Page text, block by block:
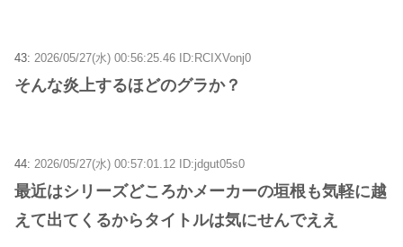
43: 2026/05/27(水) 00:56:25.46 ID:RCIXVonj0
そんな炎上するほどのグラか？
44: 2026/05/27(水) 00:57:01.12 ID:jdgut05s0
最近はシリーズどころかメーカーの垣根も気軽に越
えて出てくるからタイトルは気にせんでええ